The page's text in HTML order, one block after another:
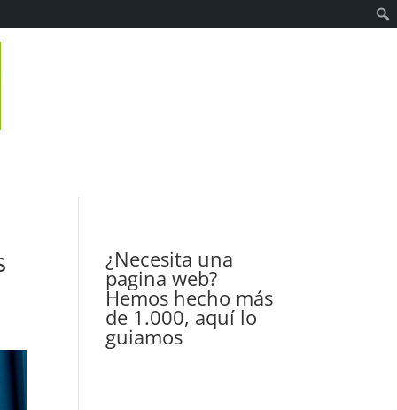
¿Necesita una
pagina web?
Hemos hecho más
de 1.000, aquí lo
guiamos